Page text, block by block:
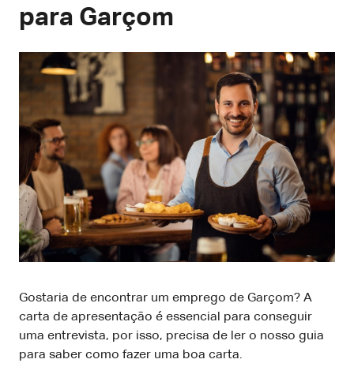
para Garçom
Gostaria de encontrar um emprego de Garçom? A
carta de apresentação é essencial para conseguir
uma entrevista, por isso, precisa de ler o nosso guia
para saber como fazer uma boa carta.